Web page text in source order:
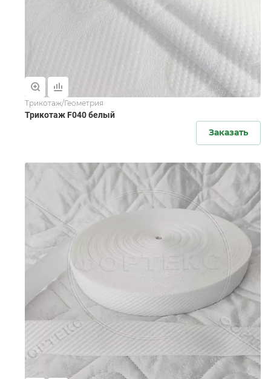
Трикотаж/Геометрия
Трикотаж F040 белый
Заказать